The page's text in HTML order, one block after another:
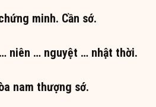
minh. Cần sớ.
niên … nguyệt … nhật thời.
nam thượng sớ.